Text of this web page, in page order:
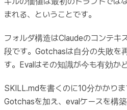
まれる、ということです。
フォルダ構造はClaudeのコンテキ
段です。Gotchasは自分の失敗を
す。Evalはその知識が今も有効か
SKILL.mdを書くのに10分かかり
Gotchasを加え、evalケースを構